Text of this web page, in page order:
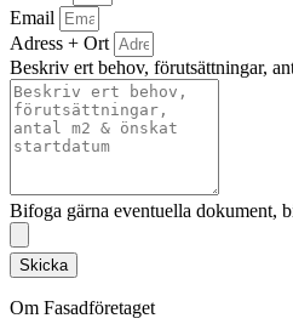
Email
Adress + Ort
Beskriv ert behov, förutsättningar,
Bifoga gärna eventuella dokument,
Skicka
Om Fasadföretaget